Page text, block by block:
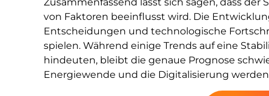
von Faktoren beeinflusst wird. Die
Entscheidungen und technologische
spielen. Während einige Trends auf eine
hindeuten, bleibt die genaue Prognose
Energiewende und die Digitalisierung